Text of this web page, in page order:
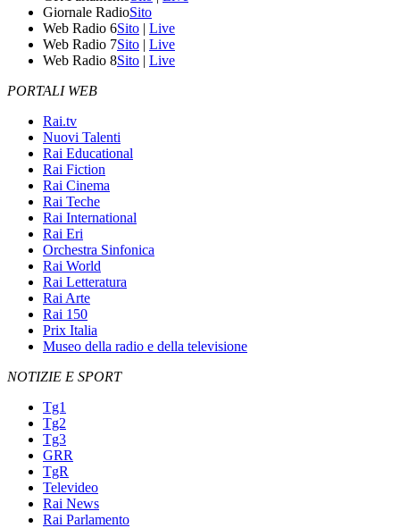
Giornale RadioSito
Web Radio 6Sito | Live
Web Radio 7Sito | Live
Web Radio 8Sito | Live
PORTALI WEB
Rai.tv
Nuovi Talenti
Rai Educational
Rai Fiction
Rai Cinema
Rai Teche
Rai International
Rai Eri
Orchestra Sinfonica
Rai World
Rai Letteratura
Rai Arte
Rai 150
Prix Italia
Museo della radio e della televisione
NOTIZIE E SPORT
Tg1
Tg2
Tg3
GRR
TgR
Televideo
Rai News
Rai Parlamento